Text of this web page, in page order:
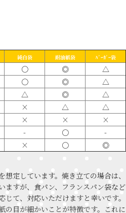
純白袋 耐油紙袋 ﾊﾞｰｶﾞｰ袋
〇 ◎ △
〇 ◎ △
△ ◎ △
× △ △
× × ×
- 〇 -
× 〇 ◎
定しています。焼き立ての場合は、
ますが、食パン、フランスパン袋など
て、対応いただけますと幸いです。
目が細かいことが特徴です。これに